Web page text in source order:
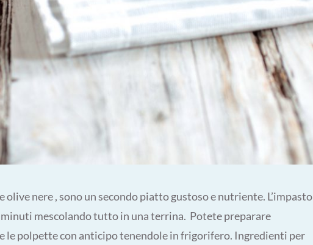
olive nere , sono un secondo piatto gustoso e nutriente. L’impasto
mescolando tutto in una terrina. Potete preparare
le polpette con anticipo tenendole in frigorifero. Ingredienti per